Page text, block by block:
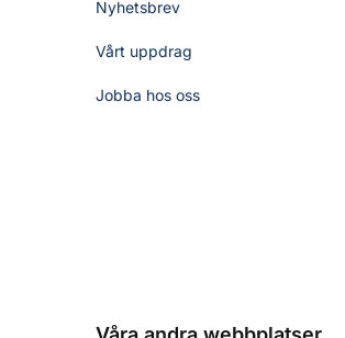
Nyhetsbrev
Vårt uppdrag
Jobba hos oss